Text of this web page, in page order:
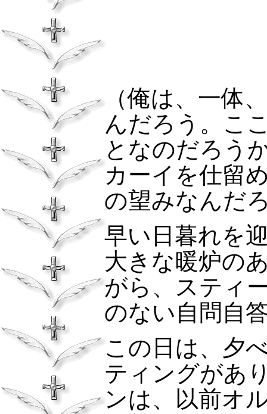
（俺は、一体
んだろう。こ
となのだろう
カーイを仕留
の望みなんだ
早い日暮れを
大きな暖炉の
がら、スティ
のない自問自
この日は、夕
ティングがあ
ンは、以前オ